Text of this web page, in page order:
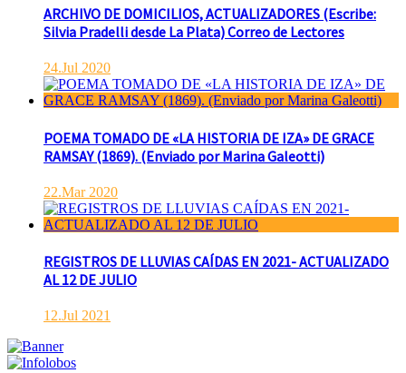
ARCHIVO DE DOMICILIOS, ACTUALIZADORES (Escribe:
Silvia Pradelli desde La Plata) Correo de Lectores
24.Jul 2020
POEMA TOMADO DE «LA HISTORIA DE IZA» DE GRACE
RAMSAY (1869). (Enviado por Marina Galeotti)
22.Mar 2020
REGISTROS DE LLUVIAS CAÍDAS EN 2021- ACTUALIZADO
AL 12 DE JULIO
12.Jul 2021